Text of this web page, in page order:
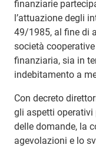
finanziarie
l’attuazione degli
49/1985, al fine di
società
finanziaria, sia in
indebitamento a
Con decreto
gli aspetti operativi
delle domande, la
agevolazioni e lo